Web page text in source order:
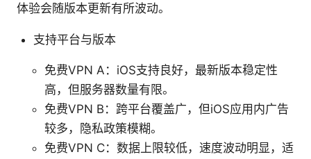
体验会随版本更新有所波动。
支持平台与版本
免费VPN A：iOS支持良好，最新版本稳定性
高，但服务器数量有限。
免费VPN B：跨平台覆盖广，但iOS应用内广告
较多，隐私政策模糊。
免费VPN C：数据上限较低，速度波动明显，适